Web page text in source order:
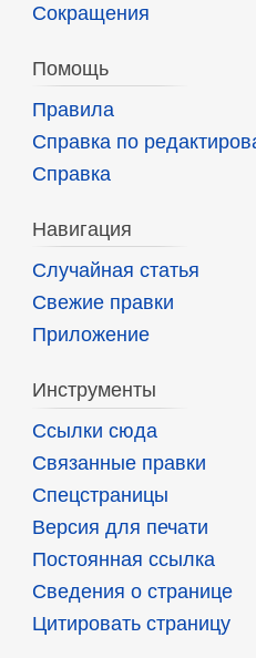
Сокращения
Помощь
Правила
Справка по
Справка
Навигация
Случайная статья
Свежие правки
Приложение
Инструменты
Ссылки сюда
Связанные правки
Спецстраницы
Версия для печати
Постоянная ссылка
Сведения о странице
Цитировать страницу